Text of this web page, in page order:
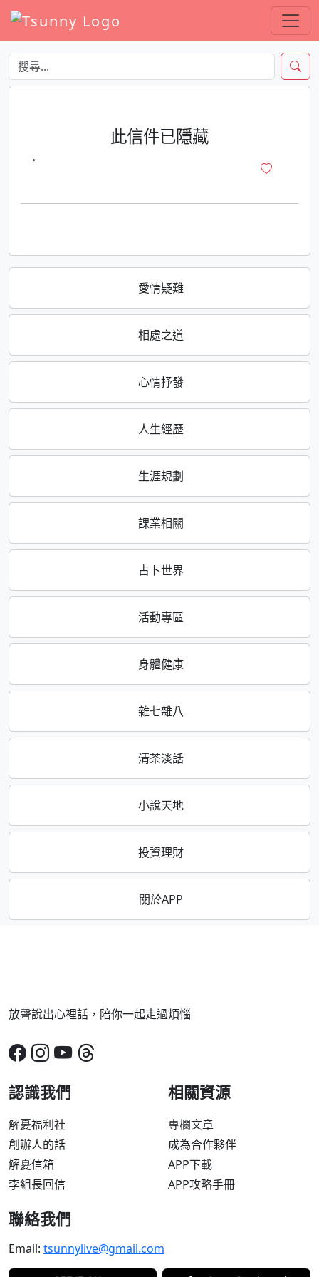
愛情疑難
相處之道
心情抒發
人生經歷
生涯規劃
課業相關
占卜世界
活動專區
身體健康
雜七雜八
清茶淡話
小說天地
投資理財
關於APP
此信件已隱藏
·
放聲說出心裡話，陪你一起走過煩惱
認識我們
解憂福利社
創辦人的話
解憂信箱
李組長回信
相關資源
專欄文章
成為合作夥伴
APP下載
APP攻略手冊
聯絡我們
Email: tsunnylive@gmail.com